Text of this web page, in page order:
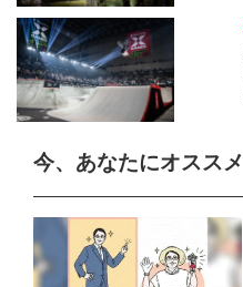
今、あなたにオススメ